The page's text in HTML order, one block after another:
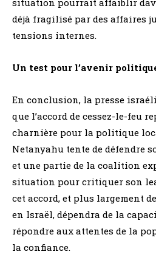
déjà fragilisé par des affaires
tensions internes.
Un test pour l’avenir
En conclusion, la presse
que l’accord de cessez-le-feu
charnière pour la politique
Netanyahu tente de défendre
et une partie de la coalition
situation pour critiquer son
cet accord, et plus largement
en Israël, dépendra de la
répondre aux attentes de la
la confiance.